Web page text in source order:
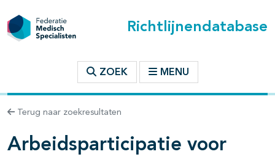
Richtlijnendatabase
ZOEK MENU
Terug naar zoekresultaten
Arbeidsparticipatie voor
openklappen